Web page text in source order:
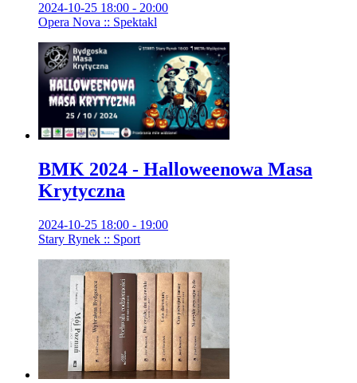
2024-10-25 18:00 - 20:00
Opera Nova :: Spektakl
BMK 2024 - Halloweenowa Masa
Krytyczna
2024-10-25 18:00 - 19:00
Stary Rynek :: Sport